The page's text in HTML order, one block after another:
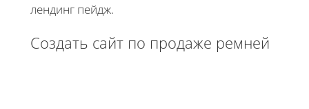
лендинг пейдж.
Создать сайт по продаже ремней